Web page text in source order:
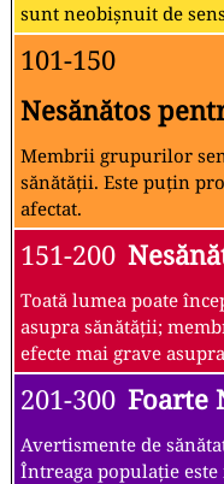
sunt neobișnuit de
101-150
Nesănătos
Membrii grupurilor
sănătății. Este puțin
afectat.
151-200
Toată lumea poate
asupra sănătății;
efecte mai grave
201-300 Foarte
Avertismente de
Întreaga populație